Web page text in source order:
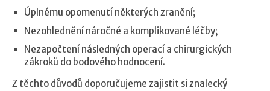
Úplnému opomenutí některých zranění;
Nezohlednění náročné a komplikované léčby;
Nezapočtení následných operací a chirurgických
zákroků do bodového hodnocení.
Z těchto důvodů doporučujeme zajistit si znalecký